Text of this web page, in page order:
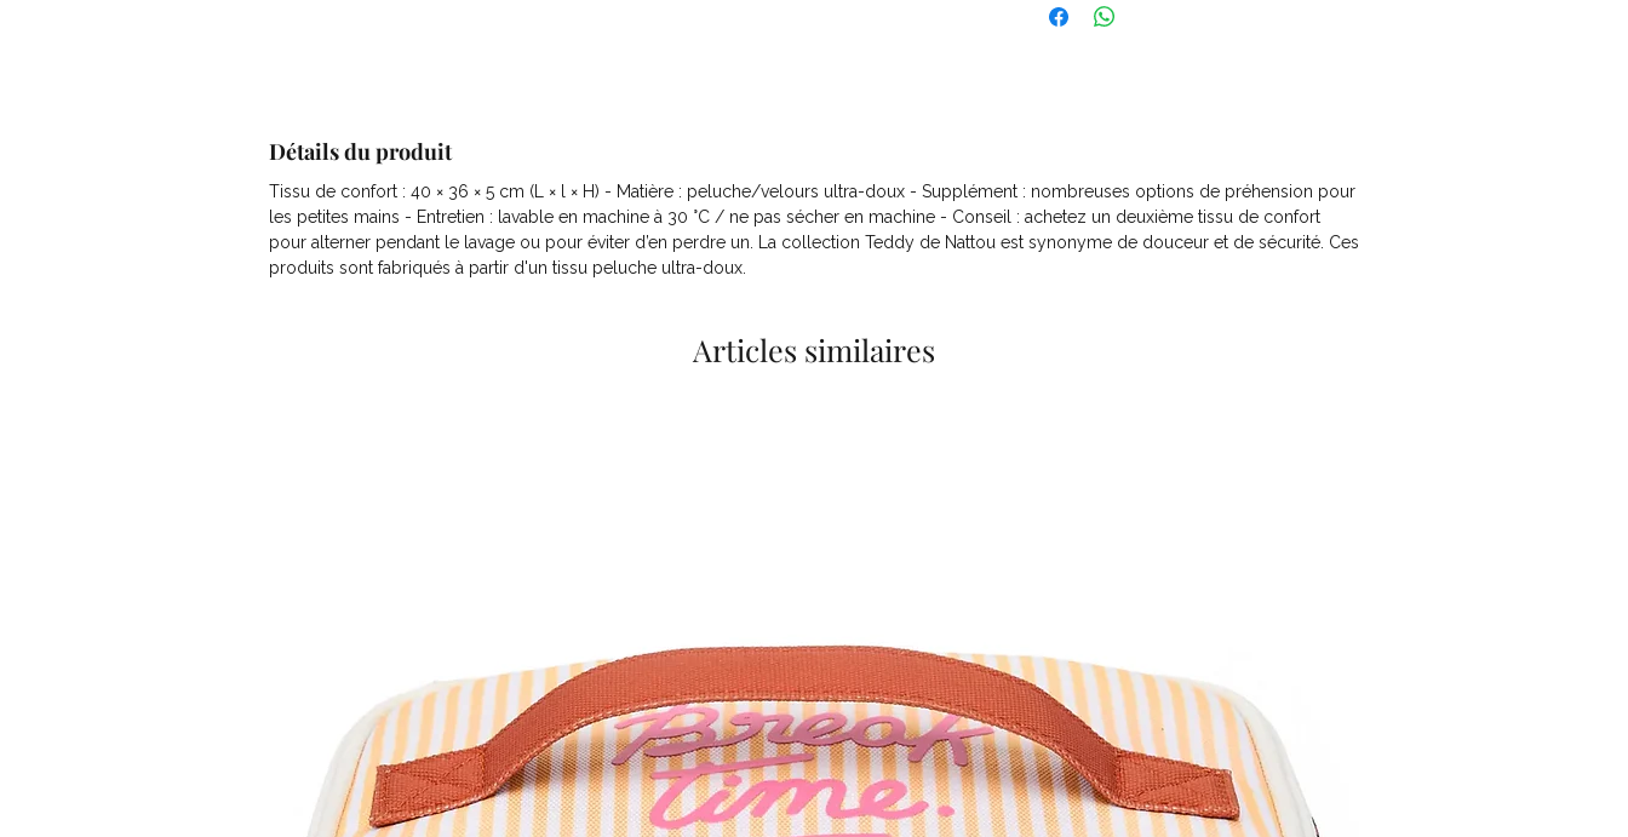
Détails du produit
Tissu de confort : 40 × 36 × 5 cm (L × l × H) - Matière : peluche/velours ultra-doux - Supplément : nombreuses options de préhension pour
les petites mains - Entretien : lavable en machine à 30 °C / ne pas sécher en machine - Conseil : achetez un deuxième tissu de confort
pour alterner pendant le lavage ou pour éviter d’en perdre un. La collection Teddy de Nattou est synonyme de douceur et de sécurité. Ces
produits sont fabriqués à partir d'un tissu peluche ultra-doux.
Articles similaires